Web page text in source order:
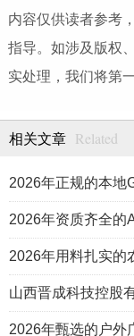
内容仅供读者参考
指导。如涉及版权
实处理，我们将第
相关文章 Related
2026年正规的本地
山西晋成科技控股